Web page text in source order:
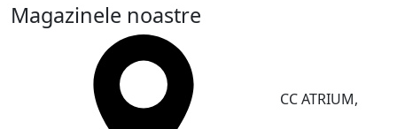
Magazinele noastre
CC ATRIUM,